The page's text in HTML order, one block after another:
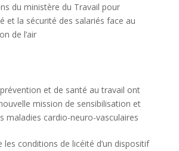
du ministère du Travail pour
et la sécurité des salariés face au
de l’air
et de santé au travail ont
mission de sensibilisation et
maladies cardio-neuro-vasculaires
les conditions de licéité d’un dispositif